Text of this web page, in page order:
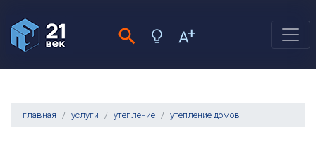
главная услуги утепление утепление домов